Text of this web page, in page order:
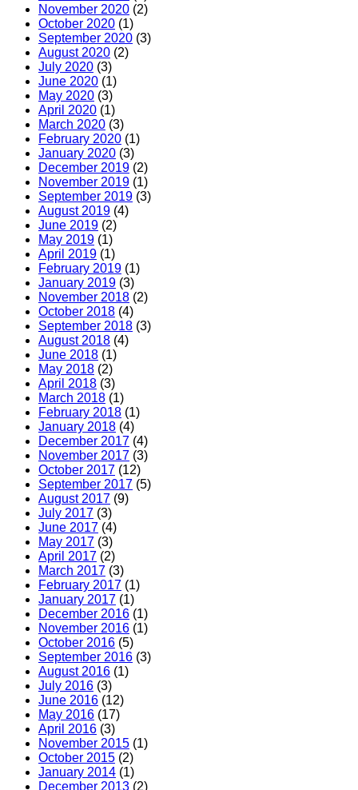
November 2020 (2)
October 2020 (1)
September 2020 (3)
August 2020 (2)
July 2020 (3)
June 2020 (1)
May 2020 (3)
April 2020 (1)
March 2020 (3)
February 2020 (1)
January 2020 (3)
December 2019 (2)
November 2019 (1)
September 2019 (3)
August 2019 (4)
June 2019 (2)
May 2019 (1)
April 2019 (1)
February 2019 (1)
January 2019 (3)
November 2018 (2)
October 2018 (4)
September 2018 (3)
August 2018 (4)
June 2018 (1)
May 2018 (2)
April 2018 (3)
March 2018 (1)
February 2018 (1)
January 2018 (4)
December 2017 (4)
November 2017 (3)
October 2017 (12)
September 2017 (5)
August 2017 (9)
July 2017 (3)
June 2017 (4)
May 2017 (3)
April 2017 (2)
March 2017 (3)
February 2017 (1)
January 2017 (1)
December 2016 (1)
November 2016 (1)
October 2016 (5)
September 2016 (3)
August 2016 (1)
July 2016 (3)
June 2016 (12)
May 2016 (17)
April 2016 (3)
November 2015 (1)
October 2015 (2)
January 2014 (1)
December 2013 (2)